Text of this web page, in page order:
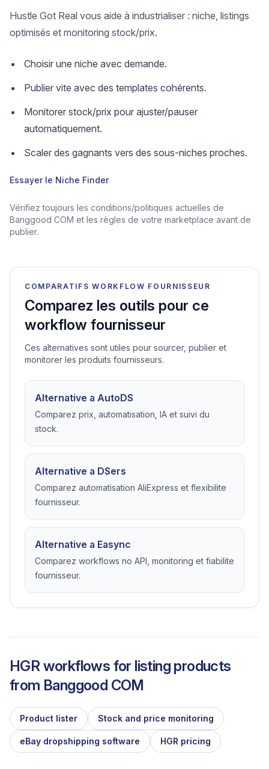
Hustle Got Real vous aide à industrialiser : niche, listings
optimisés et monitoring stock/prix.
Choisir une niche avec demande.
Publier vite avec des templates cohérents.
Monitorer stock/prix pour ajuster/pauser
automatiquement.
Scaler des gagnants vers des sous‑niches proches.
Essayer le Niche Finder
Vérifiez toujours les conditions/politiques actuelles de
Banggood COM et les règles de votre marketplace avant de
publier.
COMPARATIFS WORKFLOW FOURNISSEUR
Comparez les outils pour ce
workflow fournisseur
Ces alternatives sont utiles pour sourcer, publier et
monitorer les produits fournisseurs.
Alternative a AutoDS
Comparez prix, automatisation, IA et suivi du
stock.
Alternative a DSers
Comparez automatisation AliExpress et flexibilite
fournisseur.
Alternative a Easync
Comparez workflows no API, monitoring et fiabilite
fournisseur.
HGR workflows for listing products
from Banggood COM
Product lister Stock and price monitoring
eBay dropshipping software HGR pricing